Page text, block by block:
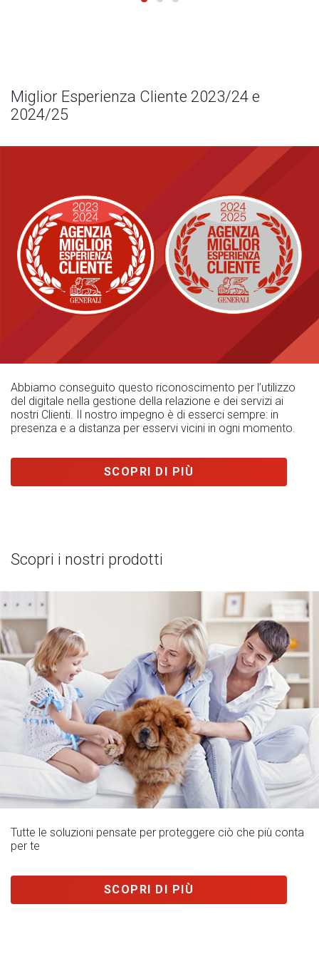
Miglior Esperienza Cliente 2023/24 e
2024/25
Abbiamo conseguito questo riconoscimento per l’utilizzo
del digitale nella gestione della relazione e dei servizi ai
nostri Clienti. Il nostro impegno è di esserci sempre: in
presenza e a distanza per esservi vicini in ogni momento.
SCOPRI DI PIÙ
Scopri i nostri prodotti
Tutte le soluzioni pensate per proteggere ciò che più conta
per te
SCOPRI DI PIÙ